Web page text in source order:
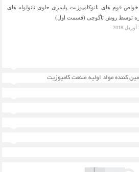
فوم های نانوکامپوزیت پلیمری حاوی نانولوله های
توسط روش تاگوچی (قسمت اول)
کننده مواد اولیه صنعت کامپوزیت